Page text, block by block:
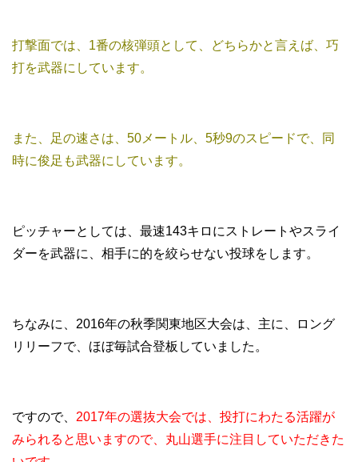
打撃面では、1番の核弾頭として、どちらかと言えば、巧
打を武器にしています。
また、足の速さは、50メートル、5秒9のスピードで、同
時に俊足も武器にしています。
ピッチャーとしては、最速143キロにストレートやスライ
ダーを武器に、相手に的を絞らせない投球をします。
ちなみに、2016年の秋季関東地区大会は、主に、ロング
リリーフで、ほぼ毎試合登板していました。
ですので、 2017年の選抜大会では、投打にわたる活躍が
みられると思いますので、丸山選手に注目していただきた